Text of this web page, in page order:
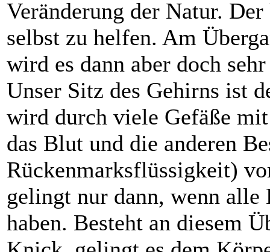
Veränderung der Natur.
selbst zu helfen. Am
wird es dann aber doch
Unser Sitz des Gehirns ist
wird durch viele Gefäße
das Blut und die anderen
Rückenmarksflüssigkeit)
gelingt nur dann, wenn
haben. Besteht an diesem